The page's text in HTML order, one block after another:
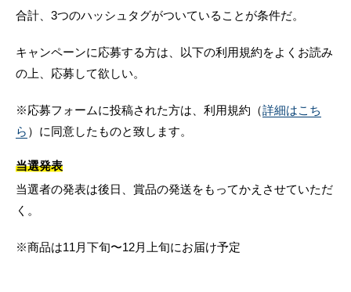
合計、3つのハッシュタグがついていることが条件だ。
キャンペーンに応募する方は、以下の利用規約をよくお読み
の上、応募して欲しい。
※応募フォームに投稿された方は、利用規約（詳細はこち
ら ）に同意したものと致します。
当選発表
当選者の発表は後日、賞品の発送をもってかえさせていただ
く。
※商品は11月下旬〜12月上旬にお届け予定